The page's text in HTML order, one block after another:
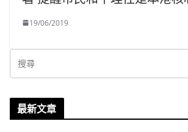
19/06/2019
最新文章